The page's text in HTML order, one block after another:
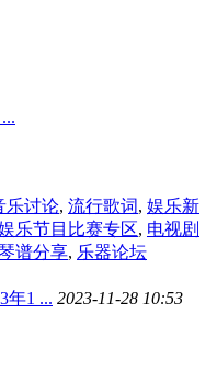
乐讨论, 流行歌词, 娱乐新
乐节目比赛专区, 电视剧
谱分享, 乐器论坛
年1 ... 2023-11-28 10:53